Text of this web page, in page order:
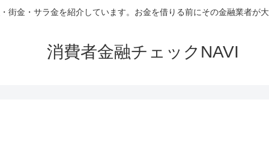
街金・サラ金を紹介しています。お金を借りる前にその金融業者が
消費者金融チェックNAVI